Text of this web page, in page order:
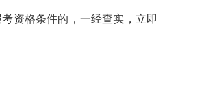
资格条件的，一经查实，立即